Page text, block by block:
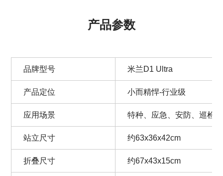
产品参数
品牌型号 米兰D1 Ultra
产品定位 小而精悍-行业级
应用场景 特种、应急、安防、巡检
站立尺寸 约63x36x42cm
折叠尺寸 约67x43x15cm